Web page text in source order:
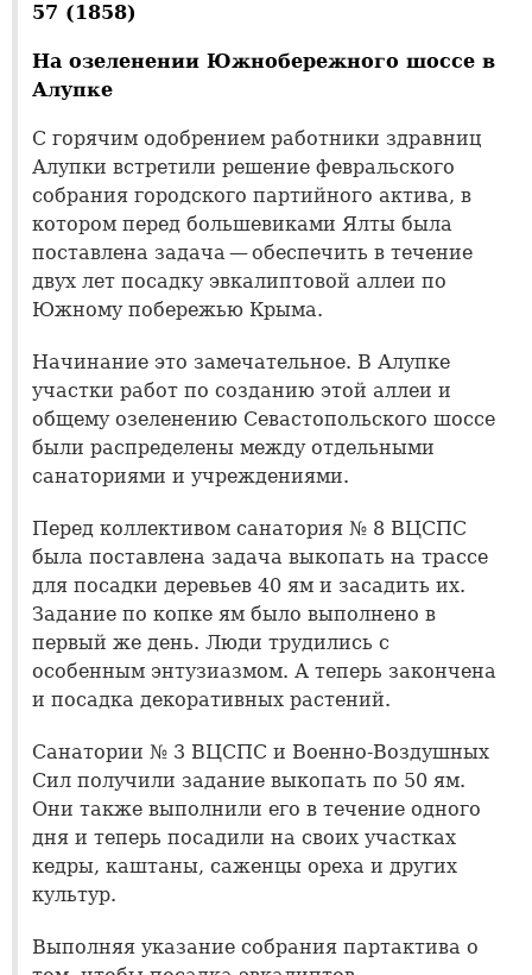
57 (1858)
На озеленении Южнобережного шоссе в
Алупке
С горячим одобрением работники здравниц
Алупки встретили решение февральского
собрания городского партийного актива, в
котором перед большевиками Ялты была
поставлена задача — обеспечить в течение
двух лет посадку эвкалиптовой аллеи по
Южному побережью Крыма.
Начинание это замечательное. В Алупке
участки работ по созданию этой аллеи и
общему озеленению Севастопольского шоссе
были распределены между отдельными
санаториями и учреждениями.
Перед коллективом санатория № 8 ВЦСПС
была поставлена задача выкопать на трассе
для посадки деревьев 40 ям и засадить их.
Задание по копке ям было выполнено в
первый же день. Люди трудились с
особенным энтузиазмом. А теперь закончена
и посадка декоративных растений.
Санатории № 3 ВЦСПС и Военно-Воздушных
Сил получили задание выкопать по 50 ям.
Они также выполнили его в течение одного
дня и теперь посадили на своих участках
кедры, каштаны, саженцы ореха и других
культур.
Выполняя указание собрания партактива о